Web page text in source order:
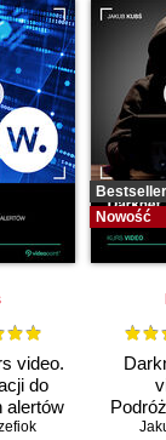
video.
do
alertów
Bestseller
Nowość